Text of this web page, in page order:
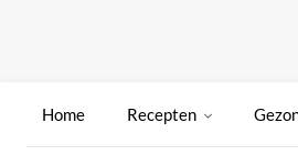
Home Recepten